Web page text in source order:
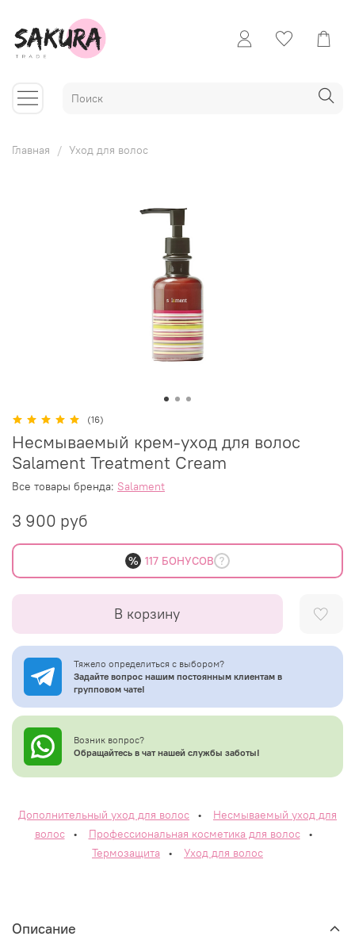
Главная Уход для волос
(16)
Несмываемый крем-уход для волос
Salament Treatment Cream
Все товары бренда: Salament
3 900 руб
% 117 БОНУСОВ
В корзину
Тяжело определиться с выбором?
Задайте вопрос нашим постоянным клиентам в
групповом чате!
Возник вопрос?
Обращайтесь в чат нашей службы заботы!
Дополнительный уход для волос •
Несмываемый уход для
волос
• Профессиональная косметика для волос
•
Термозащита
• Уход для волос
Описание